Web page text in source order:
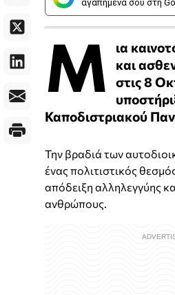
αγαπημένα σου στη
Μ
ια
και
στις 8
Καποδιστριακού
Την βραδιά των
ένας πολιτιστικός
απόδειξη αλληλεγγύης
ανθρώπους.